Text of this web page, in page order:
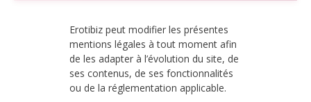
Erotibiz peut modifier les présentes
mentions légales à tout moment afin
de les adapter à l’évolution du site, de
ses contenus, de ses fonctionnalités
ou de la réglementation applicable.